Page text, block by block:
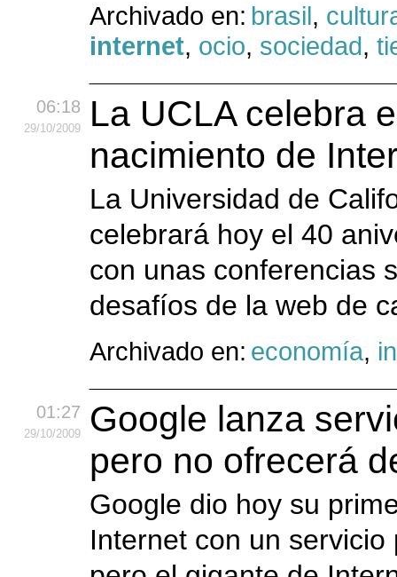
Archivado en: brasil,
internet, ocio, sociedad,
06:18
29/10/2009
La UCLA celebra
nacimiento de
La Universidad de
celebrará hoy el 40
con unas conferencias
desafíos de la web de
Archivado en: economía,
01:27
29/10/2009
Google lanza
pero no ofrecerá
Google dio hoy su
Internet con un